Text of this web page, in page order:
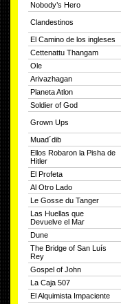
Nobody’s Hero
Clandestinos
El Camino de los ingleses
Cettenattu Thangam
Ole
Arivazhagan
Planeta Atlon
Soldier of God
Grown Ups
Muad´dib
Ellos Robaron la Pisha de
Hitler
El Profeta
Al Otro Lado
Le Gosse du Tanger
Las Huellas que
Devuelve el Mar
Dune
The Bridge of San Luís
Rey
Gospel of John
La Caja 507
El Alquimista Impaciente